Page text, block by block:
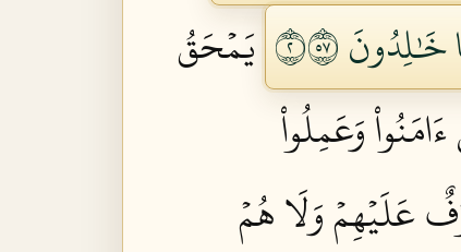
٢٧٥
يَمۡحَقُ
وَعَمِلُواْ
عَلَيۡهِمۡ وَلَا هُمۡ